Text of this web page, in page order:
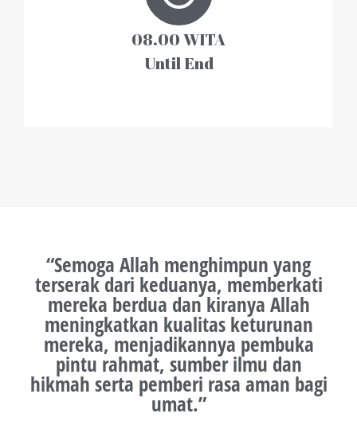
08.00 WITA
Until End
“Semoga Allah menghimpun yang
terserak dari keduanya, memberkati
mereka berdua dan kiranya Allah
meningkatkan kualitas keturunan
mereka, menjadikannya pembuka
pintu rahmat, sumber ilmu dan
hikmah serta pemberi rasa aman bagi
umat.”